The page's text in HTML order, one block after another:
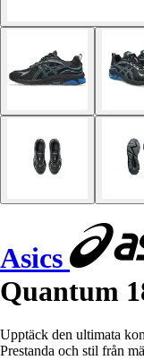
Asics
Quantum
Upptäck den ultimata
Prestanda och stil från